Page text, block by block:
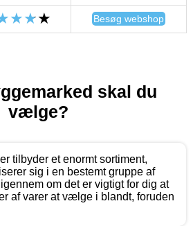
Besøg webshop
skal du
vælge?
tilbyder et enormt sortiment,
sig i en bestemt gruppe af
om det er vigtigt for dig at
af varer at vælge i blandt, foruden